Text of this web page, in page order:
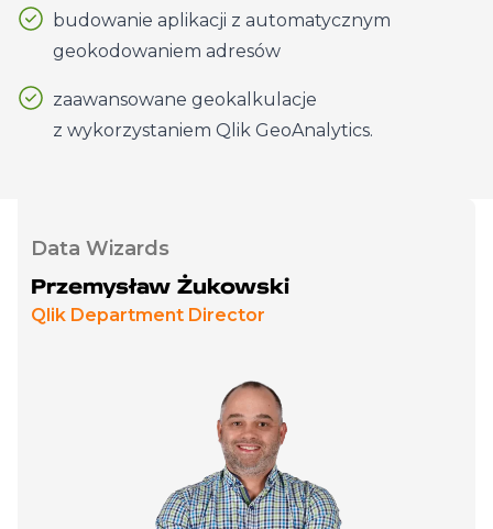
budowanie aplikacji z automatycznym
geokodowaniem adresów
zaawansowane geokalkulacje
z wykorzystaniem Qlik GeoAnalytics.
Data Wizards
Przemysław Żukowski
Qlik Department Director